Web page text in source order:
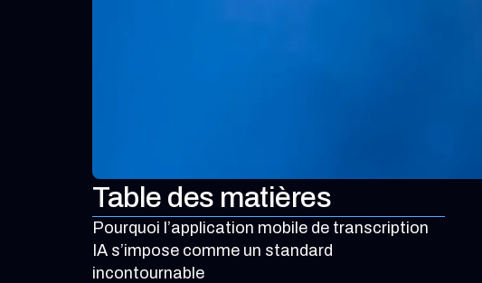
Table des matières
Pourquoi l’application mobile de transcription
IA s’impose comme un standard
incontournable